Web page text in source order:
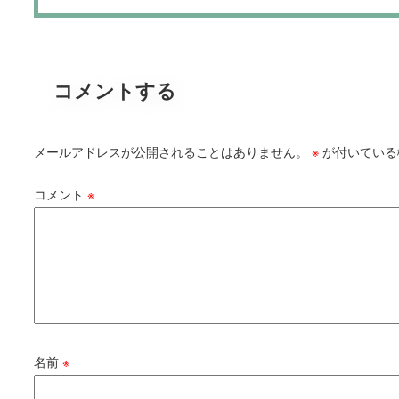
コメントする
メールアドレスが公開されることはありません。 ※が付いてい
コメント ※
名前※